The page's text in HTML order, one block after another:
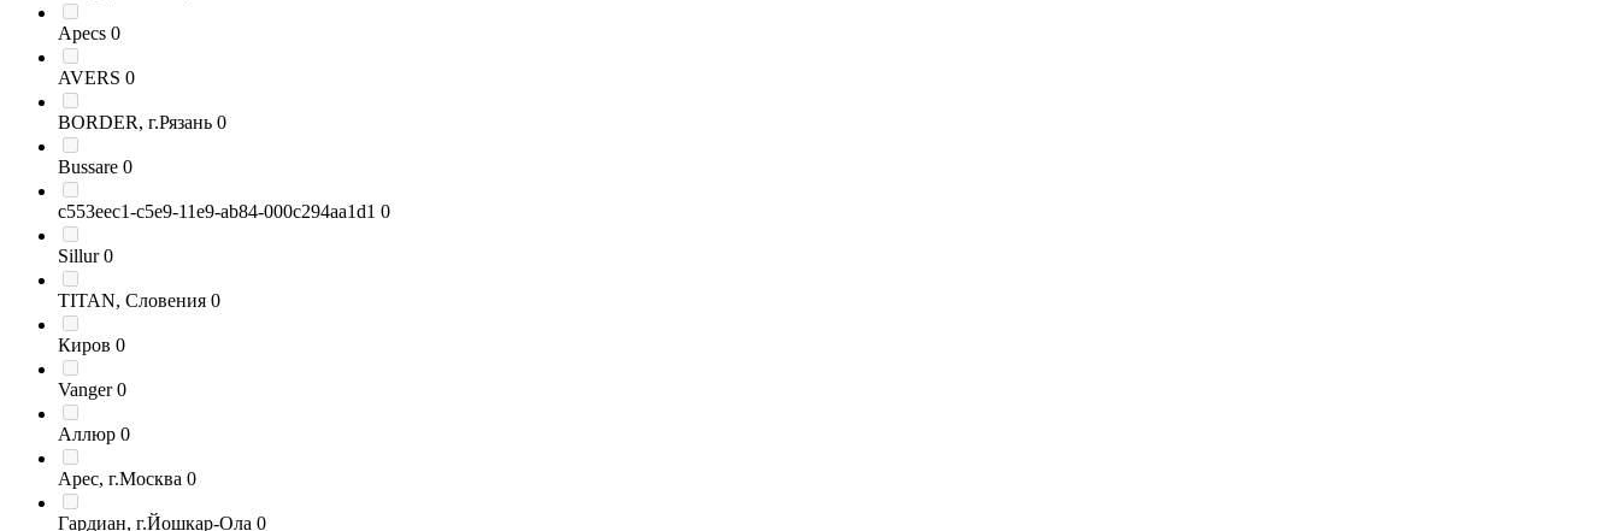
Apecs 0
AVERS 0
BORDER, г.Рязань 0
Bussare 0
c553eec1-c5e9-11e9-ab84-000c294aa1d1 0
Sillur 0
TITAN, Словения 0
Киров 0
Vanger 0
Аллюр 0
Арес, г.Москва 0
Гардиан, г.Йошкар-Ола 0